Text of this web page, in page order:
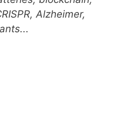
Alzheimer,